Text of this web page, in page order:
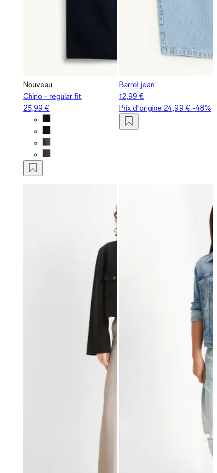
Nouveau
Chino - regular fit
25,99 €
Barrel jean
12,99 €
Prix d‘origine 24,99 €-48%